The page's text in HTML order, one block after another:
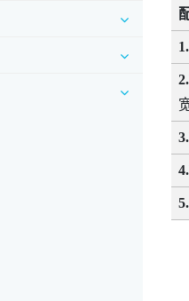
1.
2.
3.
4.
5.